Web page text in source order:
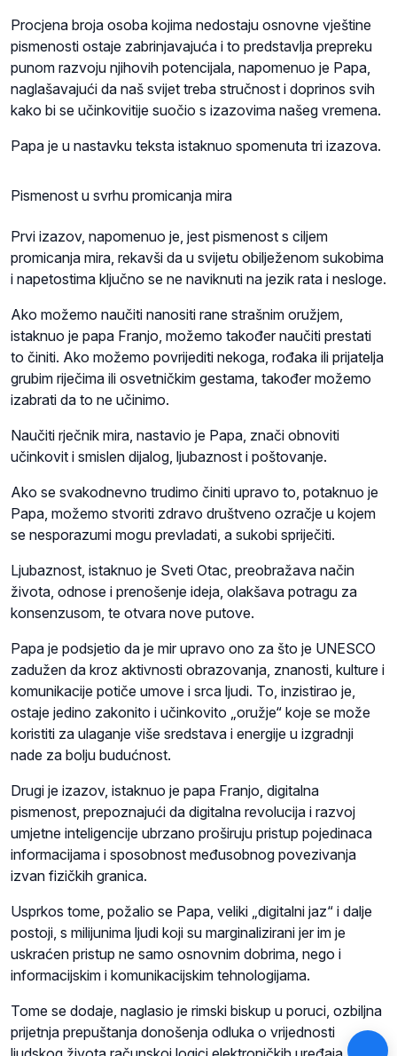
Procjena broja osoba kojima nedostaju osnovne vještine
pismenosti ostaje zabrinjavajuća i to predstavlja prepreku
punom razvoju njihovih potencijala, napomenuo je Papa,
naglašavajući da naš svijet treba stručnost i doprinos svih
kako bi se učinkovitije suočio s izazovima našeg vremena.
Papa je u nastavku teksta istaknuo spomenuta tri izazova.
Pismenost u svrhu promicanja mira
Prvi izazov, napomenuo je, jest pismenost s ciljem
promicanja mira, rekavši da u svijetu obilježenom sukobima
i napetostima ključno se ne naviknuti na jezik rata i nesloge.
Ako možemo naučiti nanositi rane strašnim oružjem,
istaknuo je papa Franjo, možemo također naučiti prestati
to činiti. Ako možemo povrijediti nekoga, rođaka ili prijatelja
grubim riječima ili osvetničkim gestama, također možemo
izabrati da to ne učinimo.
Naučiti rječnik mira, nastavio je Papa, znači obnoviti
učinkovit i smislen dijalog, ljubaznost i poštovanje.
Ako se svakodnevno trudimo činiti upravo to, potaknuo je
Papa, možemo stvoriti zdravo društveno ozračje u kojem
se nesporazumi mogu prevladati, a sukobi spriječiti.
Ljubaznost, istaknuo je Sveti Otac, preobražava način
života, odnose i prenošenje ideja, olakšava potragu za
konsenzusom, te otvara nove putove.
Papa je podsjetio da je mir upravo ono za što je UNESCO
zadužen da kroz aktivnosti obrazovanja, znanosti, kulture i
komunikacije potiče umove i srca ljudi. To, inzistirao je,
ostaje jedino zakonito i učinkovito „oružje“ koje se može
koristiti za ulaganje više sredstava i energije u izgradnji
nade za bolju budućnost.
Drugi je izazov, istaknuo je papa Franjo, digitalna
pismenost, prepoznajući da digitalna revolucija i razvoj
umjetne inteligencije ubrzano proširuju pristup pojedinaca
informacijama i sposobnost međusobnog povezivanja
izvan fizičkih granica.
Usprkos tome, požalio se Papa, veliki „digitalni jaz“ i dalje
postoji, s milijunima ljudi koji su marginalizirani jer im je
uskraćen pristup ne samo osnovnim dobrima, nego i
informacijskim i komunikacijskim tehnologijama.
Tome se dodaje, naglasio je rimski biskup u poruci, ozbiljna
prijetnja prepuštanja donošenja odluka o vrijednosti